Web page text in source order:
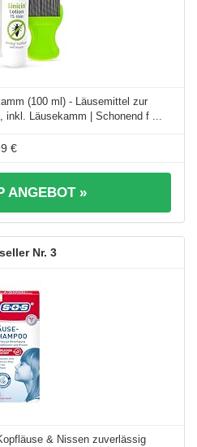
(100 ml) - Läusemittel zur
inkl. Läusekamm | Schonend f ...
€
ANGEBOT »
3
& Nissen zuverlässig